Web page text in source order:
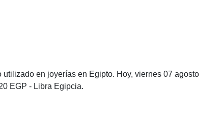
en joyerías en Egipto. Hoy, viernes 07 agosto
EGP - Libra Egipcia.